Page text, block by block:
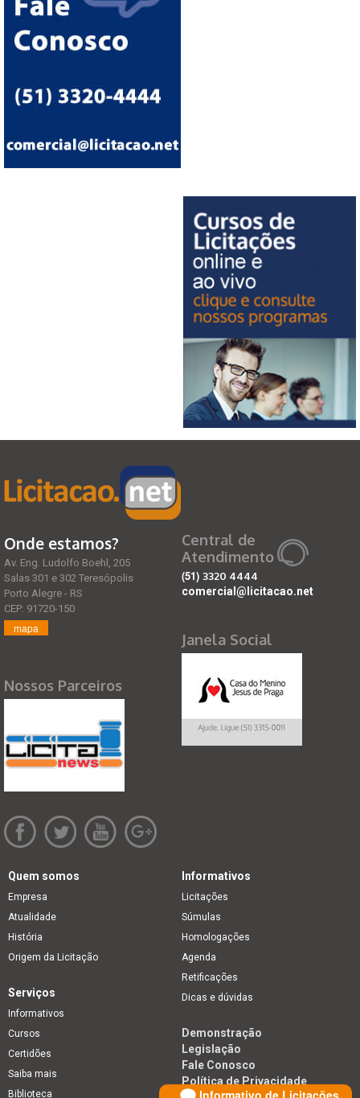
Informativo de Licitações
Onde estamos?
Av. Eng. Ludolfo Boehl, 205
Salas 301 e 302 Teresópolis
Porto Alegre - RS
CEP: 91720-150
mapa
Nossos Parceiros
Central de
Atendimento
(51) 3320 4444
comercial@licitacao.net
Janela Social
Quem somos
Empresa
Atualidade
História
Origem da Licitação
Informativos
Licitações
Súmulas
Homologações
Agenda
Retificações
Dicas e dúvidas
Serviços
Informativos
Cursos
Certidões
Saiba mais
Biblioteca
Demonstração
Legislação
Fale Conosco
Política de Privacidade